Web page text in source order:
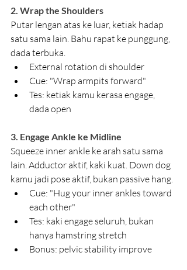
2. Wrap the Shoulders
Putar lengan atas ke luar, ketiak hadap
satu sama lain. Bahu rapat ke punggung,
dada terbuka.
External rotation di shoulder
Cue: "Wrap armpits forward"
Tes: ketiak kamu kerasa engage,
dada open
3. Engage Ankle ke Midline
Squeeze inner ankle ke arah satu sama
lain. Adductor aktif, kaki kuat. Down dog
kamu jadi pose aktif, bukan passive hang.
Cue: "Hug your inner ankles toward
each other"
Tes: kaki engage seluruh, bukan
hanya hamstring stretch
Bonus: pelvic stability improve